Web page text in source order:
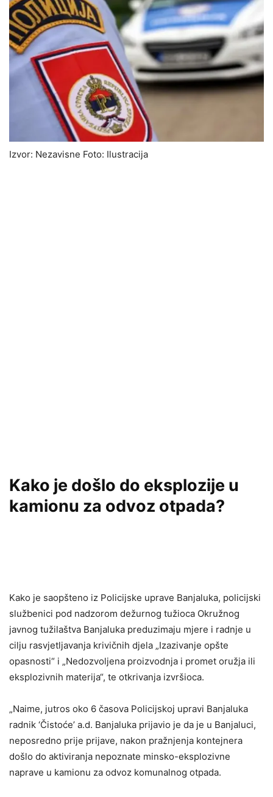
Izvor: Nezavisne Foto: Ilustracija
Kako je došlo do eksplozije u
kamionu za odvoz otpada?
Kako je saopšteno iz Policijske uprave Banjaluka, policijski
službenici pod nadzorom dežurnog tužioca Okružnog
javnog tužilaštva Banjaluka preduzimaju mjere i radnje u
cilju rasvjetljavanja krivičnih djela „Izazivanje opšte
opasnosti“ i „Nedozvoljena proizvodnja i promet oružja ili
eksplozivnih materija“, te otkrivanja izvršioca.
„Naime, jutros oko 6 časova Policijskoj upravi Banjaluka
radnik ‘Čistoće’ a.d. Banjaluka prijavio je da je u Banjaluci,
neposredno prije prijave, nakon pražnjenja kontejnera
došlo do aktiviranja nepoznate minsko-eksplozivne
naprave u kamionu za odvoz komunalnog otpada.